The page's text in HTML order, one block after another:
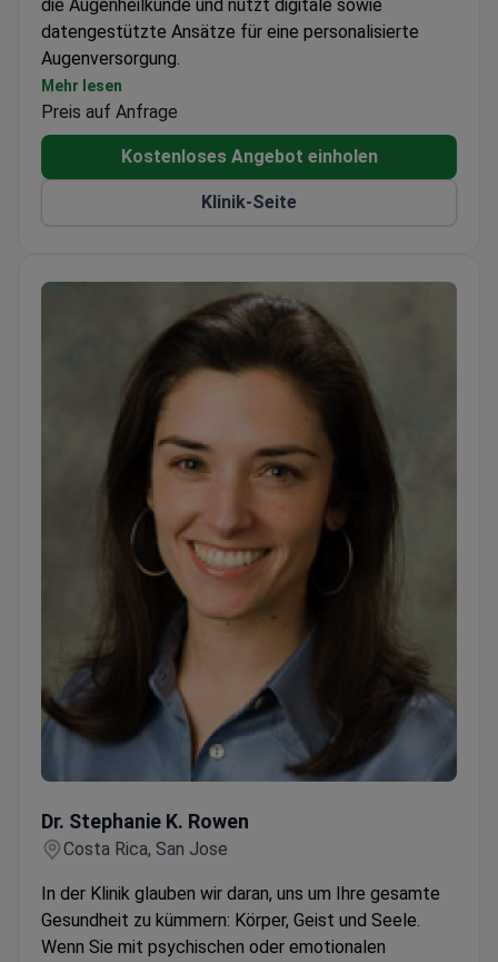
die Augenheilkunde und nutzt digitale sowie
datengestützte Ansätze für eine personalisierte
Augenversorgung.
Nutzt KI und mobile Daten für sich entwickelnde
Patienteninformationen
Bietet eine Reihe virtueller Pflegedienste neben
der traditionellen Augenheilkunde
Kombiniert Technologie mit Humanismus für
Mehr lesen
Preis auf Anfrage
Kostenloses Angebot einholen
Klinik-Seite
Dr. Stephanie K. Rowen
Costa Rica, San Jose
In der Klinik glauben wir daran, uns um Ihre gesamte
Gesundheit zu kümmern: Körper, Geist und Seele.
Wenn Sie mit psychischen oder emotionalen